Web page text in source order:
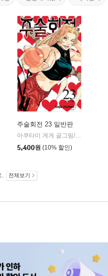
서울미디어코믹스(서울문화사)
주술회전 23 일반판
아쿠타미 게게 글그림/이정운 역
5,400원 (10% 할인)
. 전체보기